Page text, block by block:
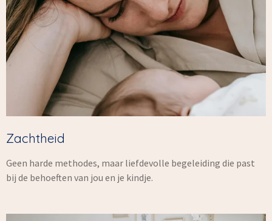
Zachtheid
Geen harde methodes, maar liefdevolle begeleiding die past
bij de behoeften van jou en je kindje.